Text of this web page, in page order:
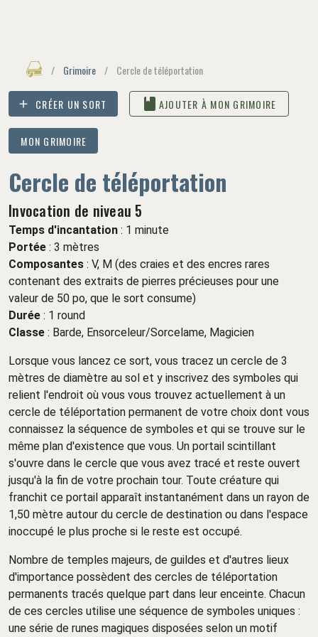
/ Grimoire / Cercle de téléportation
CRÉER UN SORT AJOUTER À MON GRIMOIRE
MON GRIMOIRE
Cercle de téléportation
Invocation de niveau 5
Temps d'incantation : 1 minute
Portée : 3 mètres
Composantes : V, M (des craies et des encres rares
contenant des extraits de pierres précieuses pour une
valeur de 50 po, que le sort consume)
Durée : 1 round
Classe : Barde, Ensorceleur/Sorcelame, Magicien
Lorsque vous lancez ce sort, vous tracez un cercle de 3
mètres de diamètre au sol et y inscrivez des symboles qui
relient l'endroit où vous vous trouvez actuellement à un
cercle de téléportation permanent de votre choix dont vous
connaissez la séquence de symboles et qui se trouve sur le
même plan d'existence que vous. Un portail scintillant
s'ouvre dans le cercle que vous avez tracé et reste ouvert
jusqu'à la fin de votre prochain tour. Toute créature qui
franchit ce portail apparaît instantanément dans un rayon de
1,50 mètre autour du cercle de destination ou dans l'espace
inoccupé le plus proche si le reste est occupé.
Nombre de temples majeurs, de guildes et d'autres lieux
d'importance possèdent des cercles de téléportation
permanents tracés quelque part dans leur enceinte. Chacun
de ces cercles utilise une séquence de symboles uniques :
une série de runes magiques disposées selon un motif